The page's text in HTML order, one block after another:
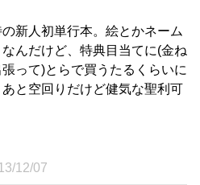
新人初単行本。絵とかネーム
んだけど、特典目当てに(金ね
って)とらで買うたるくらいに
と空回りだけど健気な聖利可
12/07